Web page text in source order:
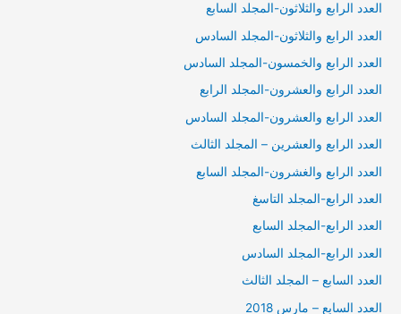
العدد الرابع والثلاثون-المجلد السابع
العدد الرابع والثلاثون-المجلد السادس
العدد الرابع والخمسون-المجلد السادس
العدد الرابع والعشرون-المجلد الرابع
العدد الرابع والعشرون-المجلد السادس
العدد الرابع والعشرين – المجلد الثالث
العدد الرابع والغشرون-المجلد السابع
العدد الرابع-المجلد التاسغ
العدد الرابع-المجلد السابع
العدد الرابع-المجلد السادس
العدد السابع – المجلد الثالث
العدد السابع – مارس 2018